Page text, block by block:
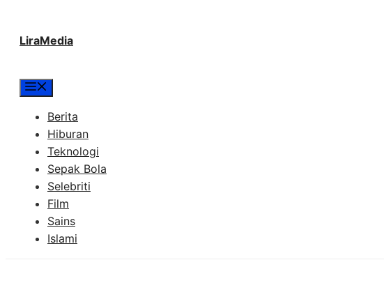
LiraMedia
Berita
Hiburan
Teknologi
Sepak Bola
Selebriti
Film
Sains
Islami